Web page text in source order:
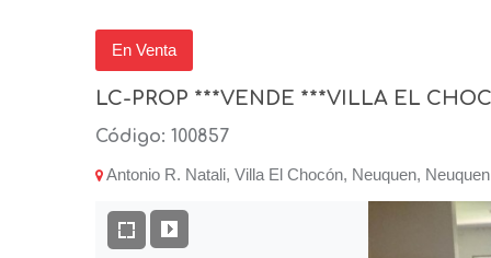
En Venta
LC-PROP ***VENDE ***VILLA EL
Código: 100857
Antonio R. Natali, Villa El Chocón, Neuquen,